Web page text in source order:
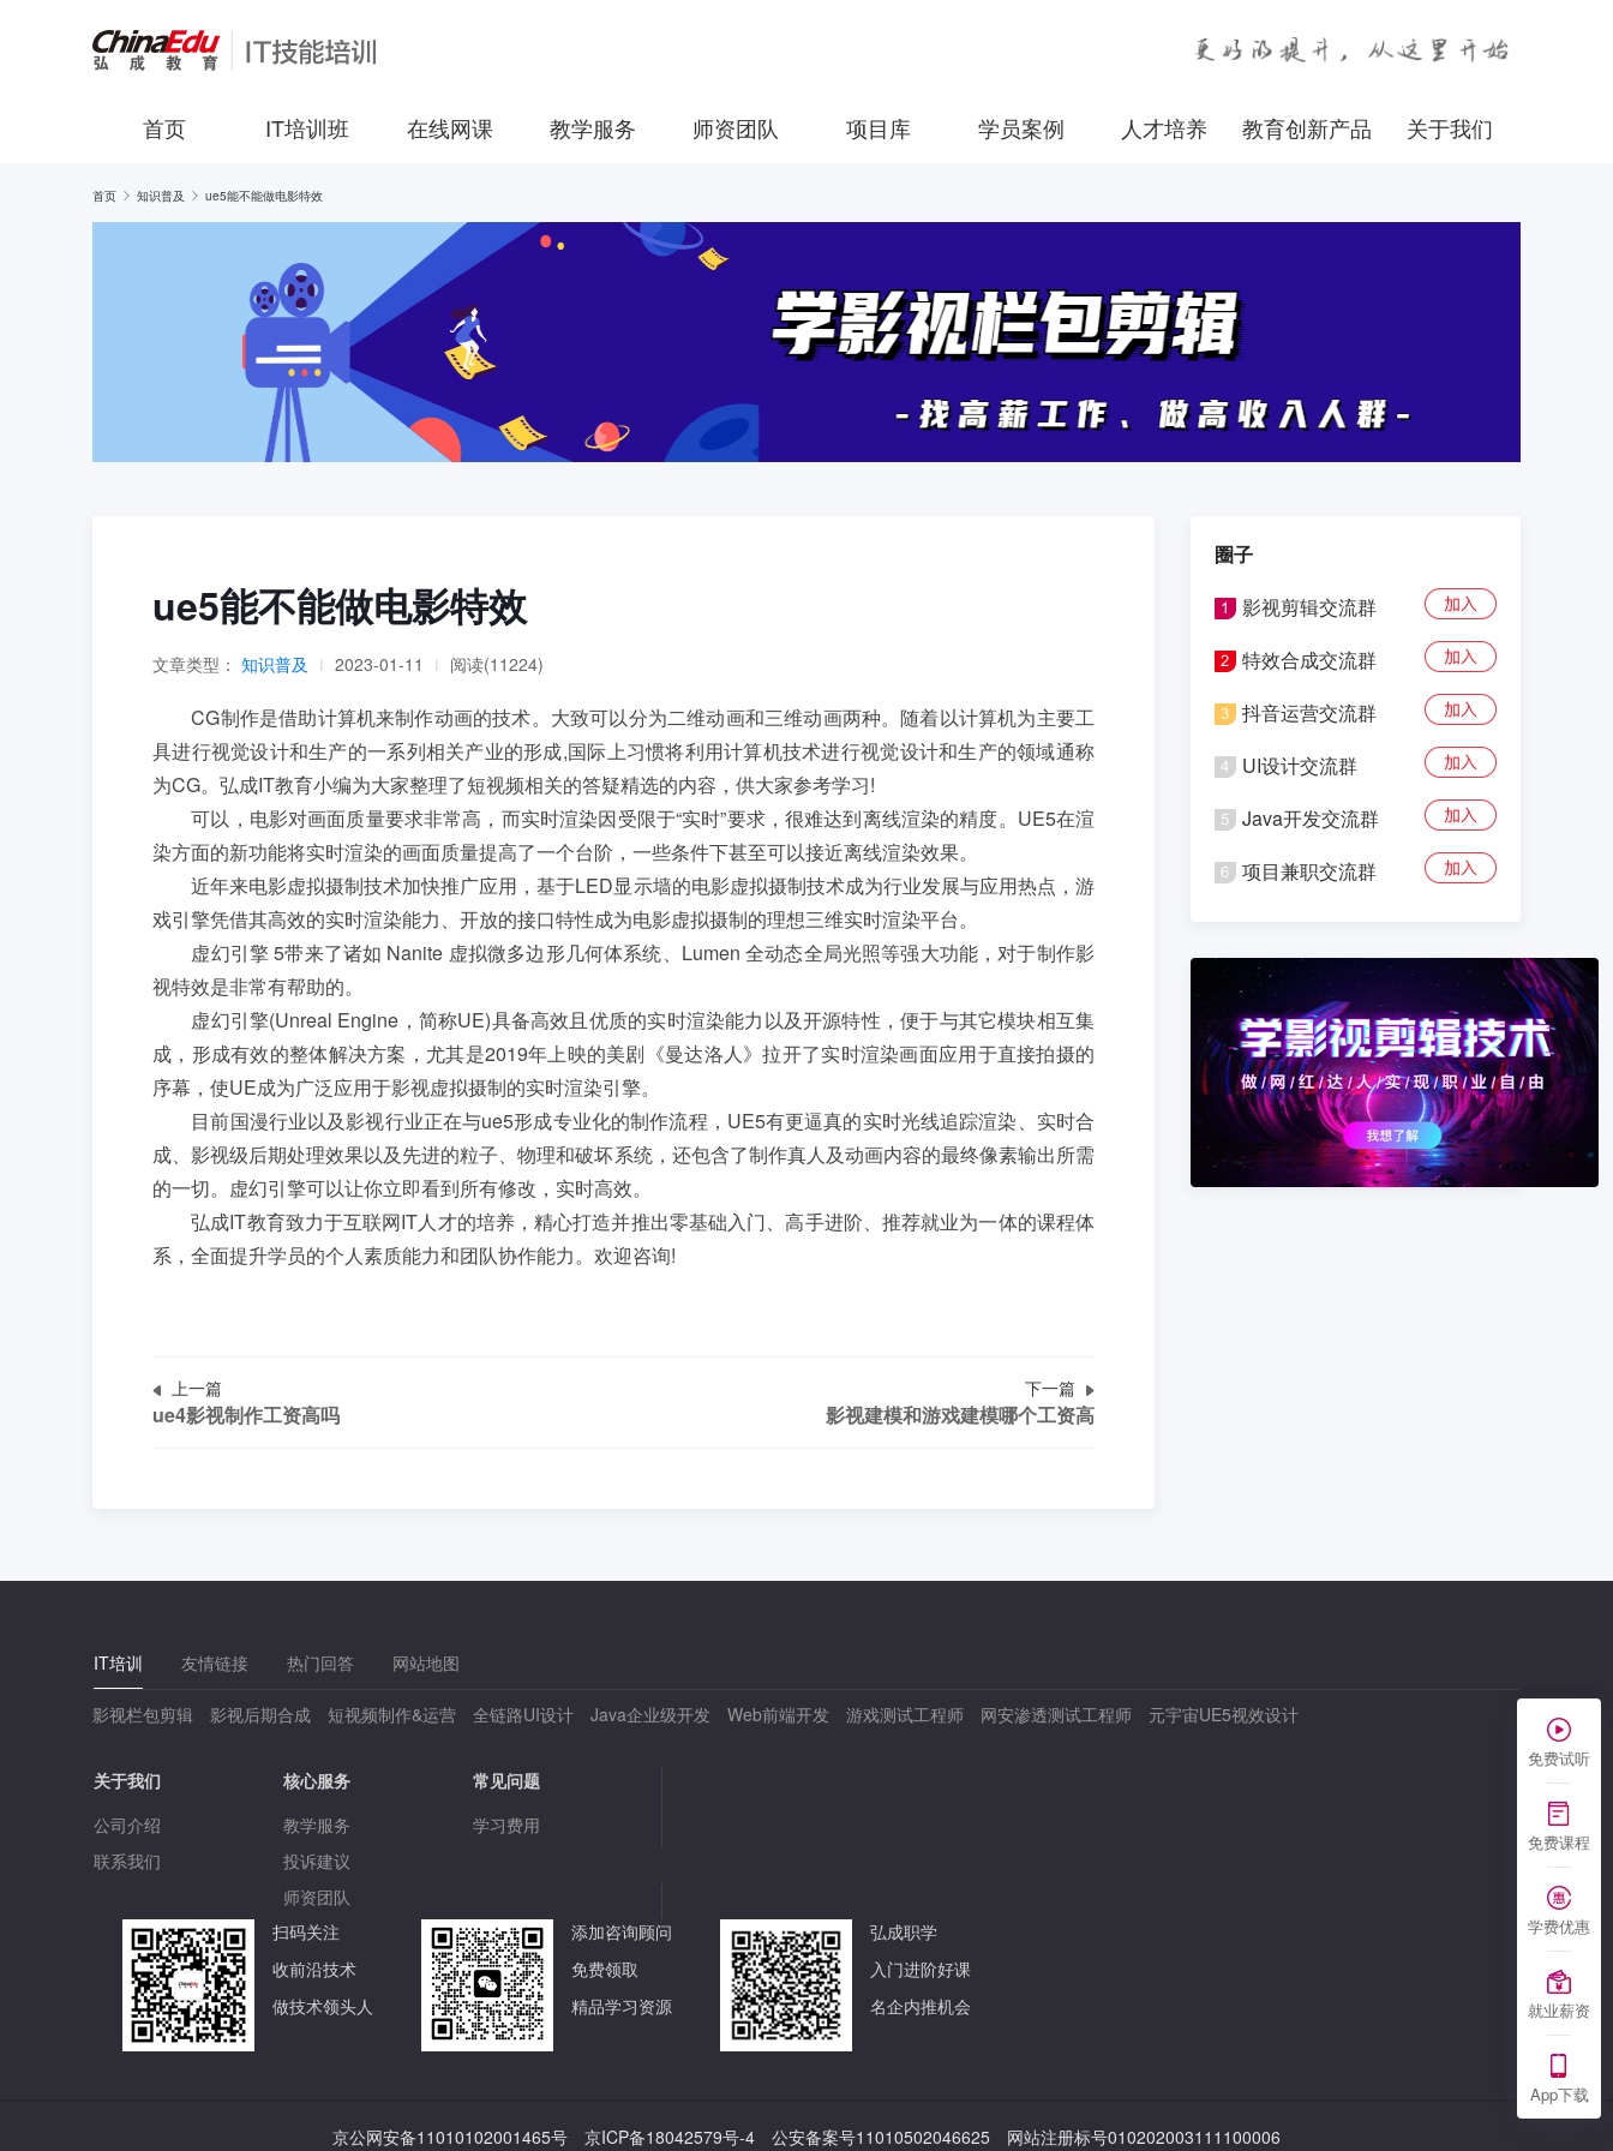
首页 IT培训班 在线网课 教学服务 师资团队 项目库 学员案例 人才培养 教育创新产品 关于我们
首页 知识普及 ue5能不能做电影特效
ue5能不能做电影特效
文章类型： 知识普及 | 2023-01-11 | 阅读(11224)
CG制作是借助计算机来制作动画的技术。大致可以分为二维动画和三维动画两种。随着以计算机为主要工
具进行视觉设计和生产的一系列相关产业的形成,国际上习惯将利用计算机技术进行视觉设计和生产的领域通称
为CG。弘成IT教育小编为大家整理了短视频相关的答疑精选的内容，供大家参考学习!
可以，电影对画面质量要求非常高，而实时渲染因受限于“实时”要求，很难达到离线渲染的精度。UE5在渲
染方面的新功能将实时渲染的画面质量提高了一个台阶，一些条件下甚至可以接近离线渲染效果。
近年来电影虚拟摄制技术加快推广应用，基于LED显示墙的电影虚拟摄制技术成为行业发展与应用热点，游
戏引擎凭借其高效的实时渲染能力、开放的接口特性成为电影虚拟摄制的理想三维实时渲染平台。
虚幻引擎 5带来了诸如 Nanite 虚拟微多边形几何体系统、Lumen 全动态全局光照等强大功能，对于制作影
视特效是非常有帮助的。
虚幻引擎(Unreal Engine，简称UE)具备高效且优质的实时渲染能力以及开源特性，便于与其它模块相互集
成，形成有效的整体解决方案，尤其是2019年上映的美剧《曼达洛人》拉开了实时渲染画面应用于直接拍摄的
序幕，使UE成为广泛应用于影视虚拟摄制的实时渲染引擎。
目前国漫行业以及影视行业正在与ue5形成专业化的制作流程，UE5有更逼真的实时光线追踪渲染、实时合
成、影视级后期处理效果以及先进的粒子、物理和破坏系统，还包含了制作真人及动画内容的最终像素输出所需
的一切。虚幻引擎可以让你立即看到所有修改，实时高效。
弘成IT教育致力于互联网IT人才的培养，精心打造并推出零基础入门、高手进阶、推荐就业为一体的课程体
系，全面提升学员的个人素质能力和团队协作能力。欢迎咨询!
上一篇
ue4影视制作工资高吗
下一篇
影视建模和游戏建模哪个工资高
圈子
影视剪辑交流群
特效合成交流群
抖音运营交流群
UI设计交流群
Java开发交流群
项目兼职交流群
IT培训 友情链接 热门回答 网站地图
影视栏包剪辑 影视后期合成 短视频制作&运营 全链路UI设计 Java企业级开发 Web前端开发 游戏测试工程师 网安渗透测试工程师 元宇宙UE5视效设计
关于我们 核心服务
常见问题
公司介绍
教学服务
学习费用
联系我们
投诉建议
师资团队
扫码关注
收前沿技术
做技术领头人
添加咨询顾问
免费领取
精品学习资源
弘成职学
入门进阶好课
名企内推机会
京公网安备11010102001465号 京ICP备18042579号-4 公安备案号11010502046625 网站注册标号010202003111100006
免费试听
免费课程
学费优惠
就业薪资
App下载